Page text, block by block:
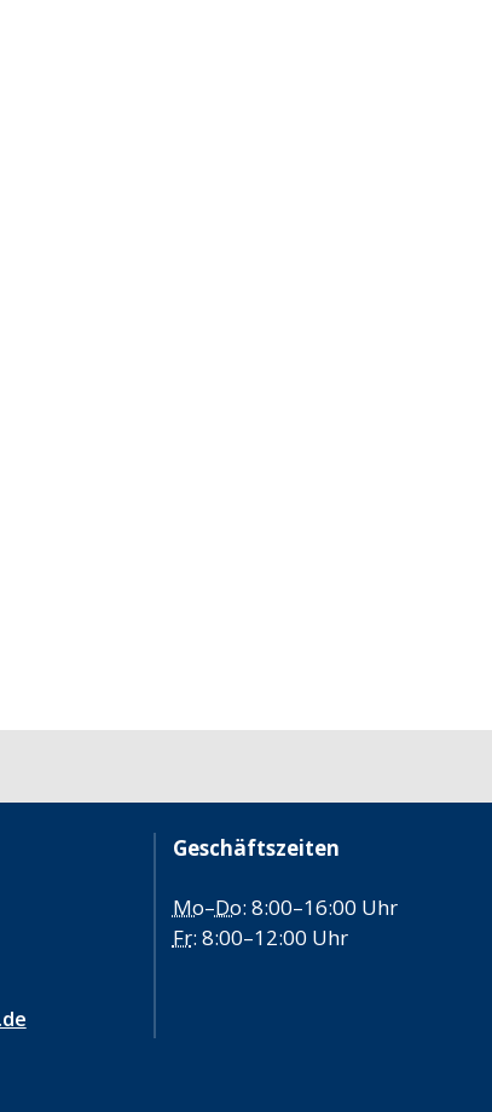
Geschäftszeiten
Mo–Do: 8:00–16:00 Uhr
Fr: 8:00–12:00 Uhr